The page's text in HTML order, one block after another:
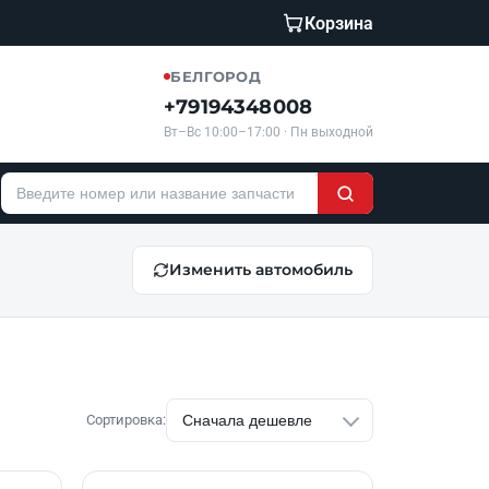
Корзина
БЕЛГОРОД
+79194348008
Вт–Вс 10:00–17:00 · Пн выходной
Изменить автомобиль
Сортировка: